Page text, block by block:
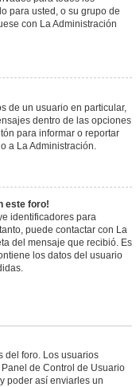
para usted, o su grupo de
con La Administración
de un usuario en particular,
dentro de las opciones
para informar o reportar
a La Administración.
este foro!
identificadores para
puede contactar con La
del mensaje que recibió. Es
los datos del usuario
del foro. Los usuarios
de Control de Usuario
poder así enviarles un